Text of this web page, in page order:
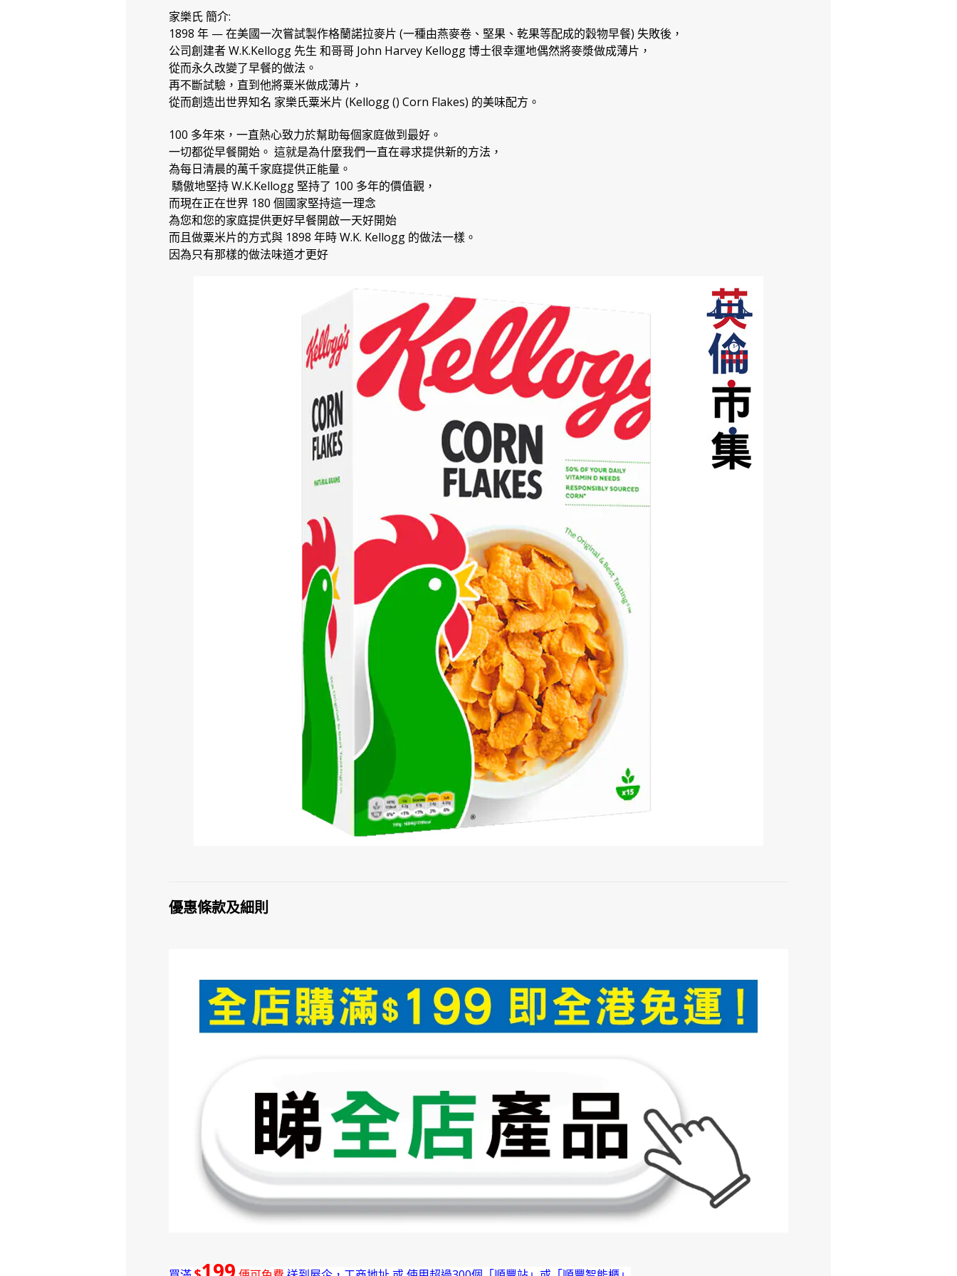
家樂氏 簡介:
1898 年 — 在美國一次嘗試製作格蘭諾拉麥片 (一種由燕麥卷、堅果、乾果等配成的穀物早餐) 失敗後，
公司創建者 W.K.Kellogg 先生 和哥哥 John Harvey Kellogg 博士很幸運地偶然將麥漿做成薄片，
從而永久改變了早餐的做法。
再不斷試驗，直到他將粟米做成薄片，
從而創造出世界知名 家樂氏粟米片 (Kellogg () Corn Flakes) 的美味配方。
100 多年來，一直熱心致力於幫助每個家庭做到最好。
一切都從早餐開始。 這就是為什麼我們一直在尋求提供新的方法，
為每日清晨的萬千家庭提供正能量。
驕傲地堅持 W.K.Kellogg 堅持了 100 多年的價值觀，
而現在正在世界 180 個國家堅持這一理念
為您和您的家庭提供更好早餐開啟一天好開始
而且做粟米片的方式與 1898 年時 W.K. Kellogg 的做法一樣。
因為只有那樣的做法味道才更好
優惠條款及細則